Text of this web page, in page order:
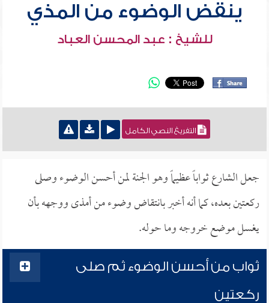
ينقض الوضوء من المذي
للشيخ : عبد المحسن العباد
التفريغ النصي الكامل
جعل الشارع ثواباً عظيماً وهو الجنة لمن أحسن الوضوء وصلى
ركعتين بعده، كما أنه أخبر بانتقاض وضوء من أمذى ووجهه بأن
يغسل موضع خروجه وما حوله.
ثواب من أحسن الوضوء ثم صلى
ركعتين